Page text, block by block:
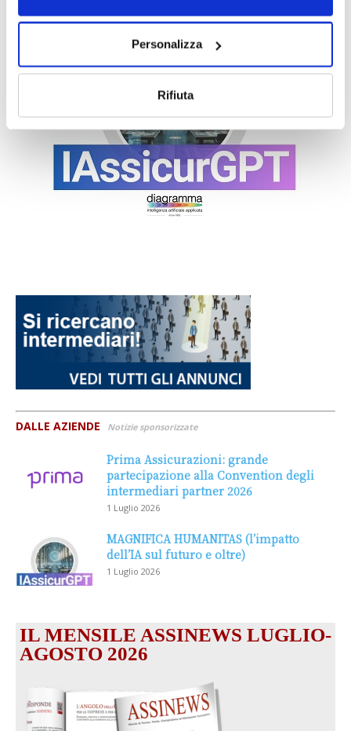
Personalizza
Rifiuta
DALLE AZIENDE Notizie sponsorizzate
Prima Assicurazioni: grande
partecipazione alla Convention degli
intermediari partner 2026
1 Luglio 2026
MAGNIFICA HUMANITAS (l’impatto
dell’IA sul futuro e oltre)
1 Luglio 2026
IL MENSILE ASSINEWS LUGLIO-
AGOSTO 2026